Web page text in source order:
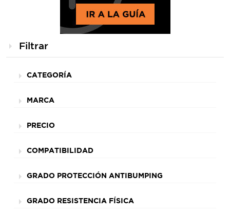
Filtrar
CATEGORÍA
MARCA
PRECIO
COMPATIBILIDAD
GRADO PROTECCIÓN ANTIBUMPING
GRADO RESISTENCIA FÍSICA